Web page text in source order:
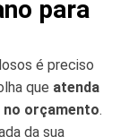
para
é preciso
que atenda
no orçamento.
da sua